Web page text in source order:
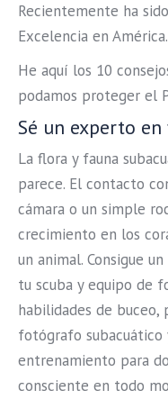
Recientemente ha
Excelencia en América.
He aquí los 10
podamos proteger el
Sé un experto
La flora y fauna
parece. El contacto
cámara o un simple
crecimiento en los
un animal. Consigue
tu scuba y equipo de
habilidades de
fotógrafo subacuático
entrenamiento para
consciente en todo